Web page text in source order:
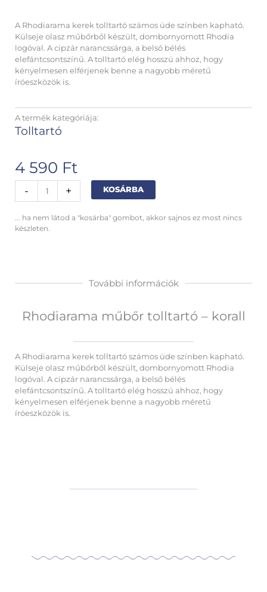
A Rhodiarama kerek tolltartó számos üde színben kapható.
Külseje olasz műbőrből készült, dombornyomott Rhodia
logóval. A cipzár narancssárga, a belső bélés
elefántcsontszínű. A tolltartó elég hosszú ahhoz, hogy
kényelmesen elférjenek benne a nagyobb méretű
íróeszközök is.
A termék kategóriája:
Tolltartó
4 590 Ft
-
-
korall
+ KOSÁRBA
... ha nem látod a "kosárba" gombot, akkor sajnos ez most nincs
készleten.
További információk
Rhodiarama műbőr tolltartó – korall
A Rhodiarama kerek tolltartó számos üde színben kapható.
Külseje olasz műbőrből készült, dombornyomott Rhodia
logóval. A cipzár narancssárga, a belső bélés
elefántcsontszínű. A tolltartó elég hosszú ahhoz, hogy
kényelmesen elférjenek benne a nagyobb méretű
íróeszközök is.